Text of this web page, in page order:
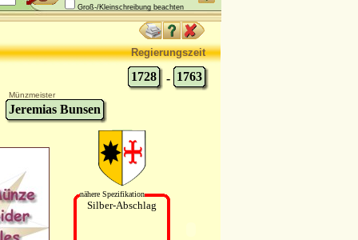
Groß-/Kleinschreibung beachten
Regierungszeit
1728 - 1763
Münzmeister
Jeremias Bunsen
nähere Spezifikation
Silber-Abschlag